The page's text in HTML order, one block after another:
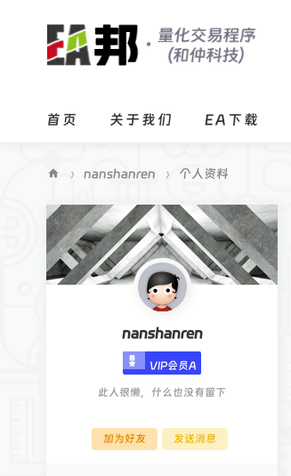
首页 关于我们 EA下载
A
邦
程
› nanshanren › 个人资料
nanshanren
VIP会员A
此人很懒，什么也没有留下
加为好友 发送消息